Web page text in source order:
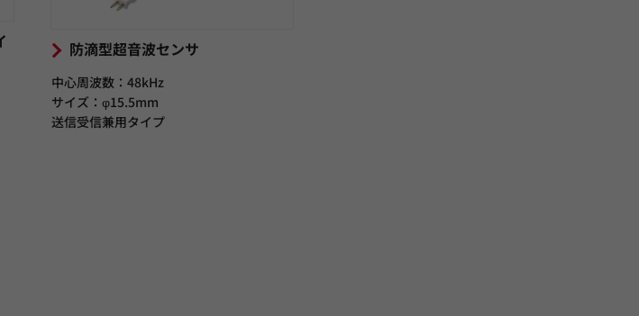
防滴型超音波センサ
中心周波数：48kHz
サイズ：φ15.5mm
送信受信兼用タイプ